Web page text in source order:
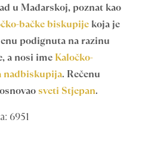
u Mađarskoj, poznat kao
bačke biskupije koja je
podignuta na razinu
a nosi ime Kaločko-
nadbiskupija. Rečenu
sveti Stjepan.
6951